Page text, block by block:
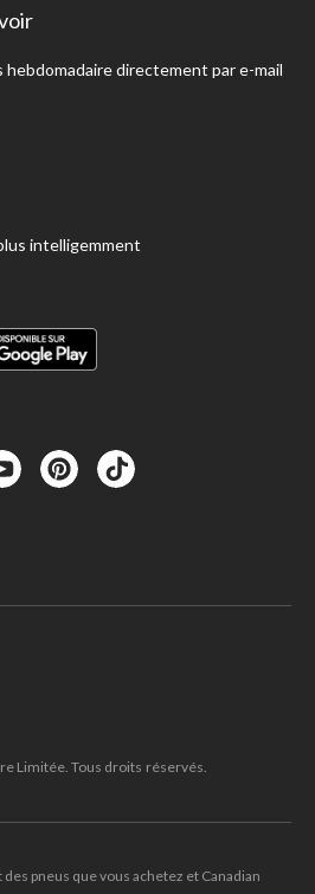
directement par e-mail
intelligemment
Limitée. Tous droits réservés.
pneus que vous achetez et Canadian